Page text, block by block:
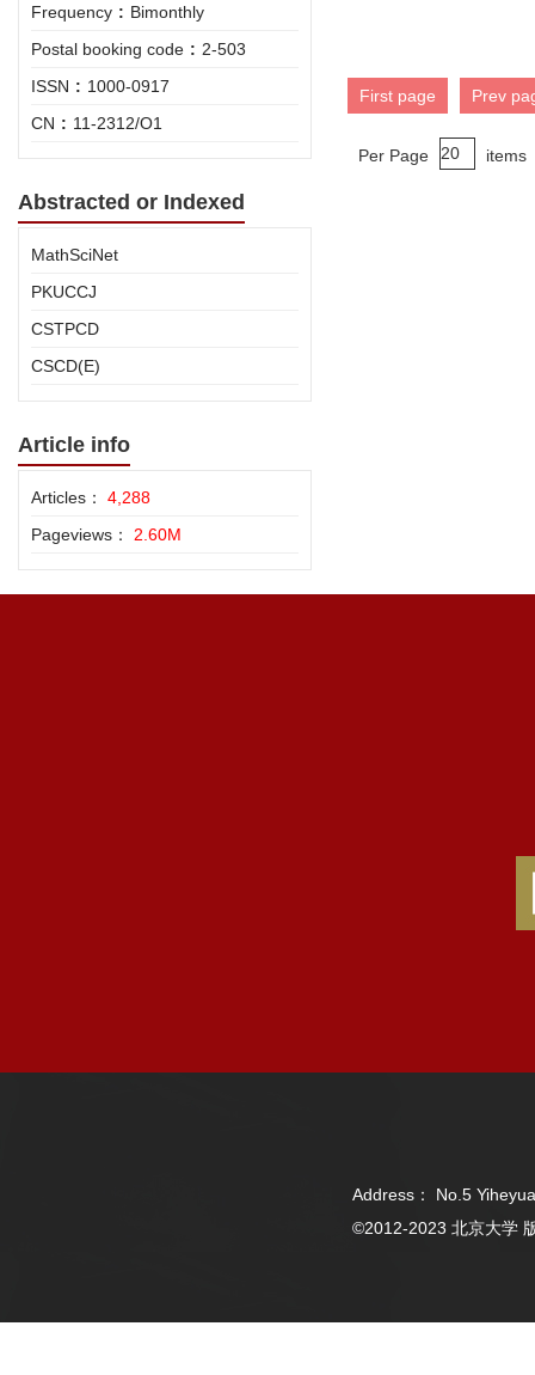
Frequency : Bimonthly
Postal booking code : 2-503
ISSN : 1000-0917
CN : 11-2312/O1
Abstracted or Indexed
MathSciNet
PKUCCJ
CSTPCD
CSCD(E)
Article info
Articles： 4,288
Pageviews： 2.60M
First page Prev
Per Page items
Address： No.5
©2012-2023 北京大学